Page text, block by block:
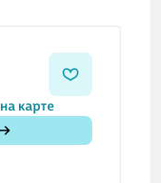
на карте